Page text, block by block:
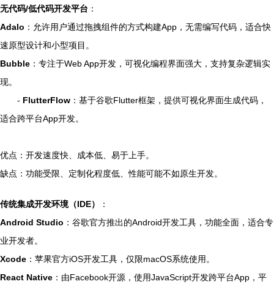
无代码/低代码开发平台 ：
Adalo ：允许用户通过拖拽组件的方式构建App，无需编写代码，适合快
速原型设计和小型项目。
Bubble ：专注于Web App开发，可视化编程界面强大，支持复杂逻辑实
现。
- FlutterFlow ：基于谷歌Flutter框架，提供可视化界面生成代码，
适合跨平台App开发。
优点：开发速度快、成本低、易于上手。
缺点：功能受限、定制化程度低、性能可能不如原生开发。
传统集成开发环境（IDE）
：
Android Studio ：谷歌官方推出的Android开发工具，功能全面，适合专
业开发者。
Xcode ：苹果官方iOS开发工具，仅限macOS系统使用。
React Native ：由Facebook开源，使用JavaScript开发跨平台App，平